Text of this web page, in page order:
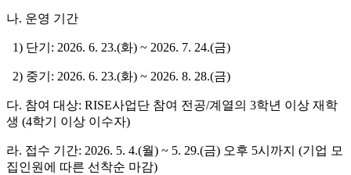
나. 운영 기간
1) 단기: 2026. 6. 23.(화) ~ 2026. 7. 24.(금)
2) 중기: 2026. 6. 23.(화) ~ 2026. 8. 28.(금)
다. 참여 대상: RISE사업단 참여 전공/계열의 3학년 이상 재학
생 (4학기 이상 이수자)
라. 접수 기간: 2026. 5. 4.(월) ~ 5. 29.(금) 오후 5시까지 (기업 모
집인원에 따른 선착순 마감)